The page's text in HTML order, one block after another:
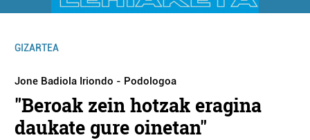
GIZARTEA
Jone Badiola Iriondo - Podologoa
"Beroak zein hotzak eragina
daukate gure oinetan"